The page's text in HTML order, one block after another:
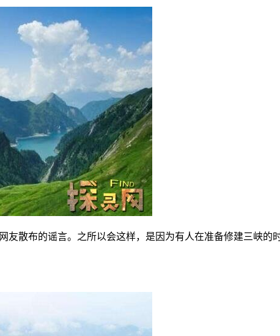
友散布的谣言。之所以会这样，是因为有人在准备修建三峡